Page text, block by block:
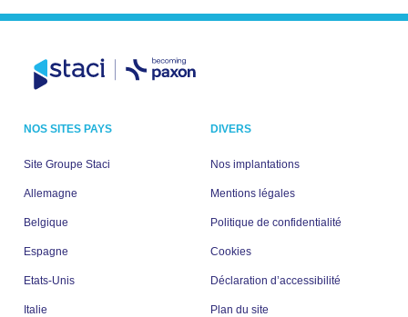
NOS SITES PAYS
Site Groupe Staci
Allemagne
Belgique
Espagne
Etats-Unis
Italie
DIVERS
Nos implantations
Mentions légales
Politique de confidentialité
Cookies
Déclaration d’accessibilité
Plan du site